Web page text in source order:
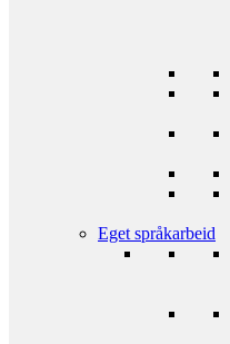
Eget språkarbeid